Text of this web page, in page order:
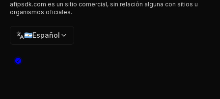
afipsdk.com es un sitio comercial, sin relación alguna con sitios u
organismos oficiales.
🇦🇷Español